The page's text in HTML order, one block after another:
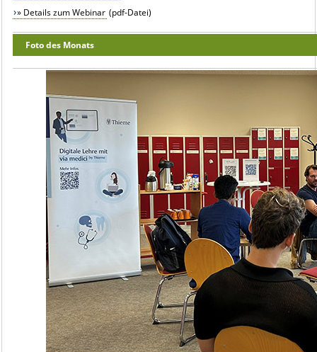
» Details zum Webinar (pdf-Datei)
Foto des Monats